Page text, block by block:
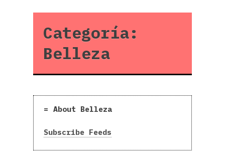
Categoría:
Belleza
About Belleza
Subscribe Feeds